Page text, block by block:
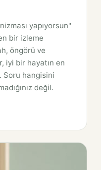
yapıyorsun"
bir izleme
öngörü ve
iyi bir hayatın en
Soru hangisini
değil.